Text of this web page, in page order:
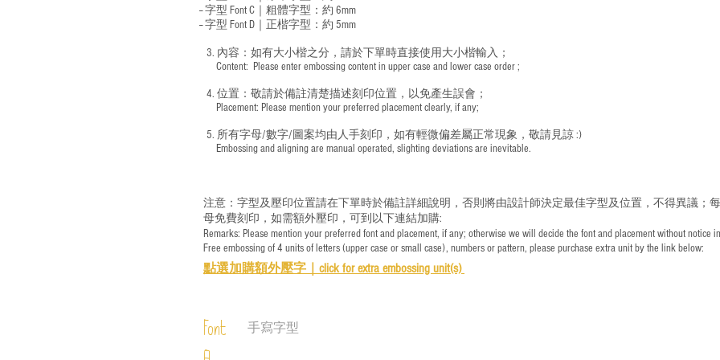
-- 字型 Font C｜粗體字型：約 6mm
-- 字型 Font D｜正楷字型： 約 5mm
3. 內容：如有大小楷之分，請於下單時直接使用大小楷輸入；
​ Content: Please enter embossing content in upper case and lower case order ;
4. 位置：敬請於備註清楚描述刻印位置，以免產生誤會；
​ Placement: Please mention your preferred placement clearly, if any;
5. 所有字母/數字/圖案均由人手刻印，如有輕微偏差屬正常現象，敬請見諒 :)
​ Embossing and aligning are manual operated, slighting deviations are inevitable.
注意：字型及壓印位置請在下單時於備註詳細說明，否則將由設計師決定最佳字型及位置，不得異議；
母免費刻印，如需額外壓印，可到以下連結加購:
Remarks: Please mention your preferred font and placement, if any; otherwise we will decide the font and placement without notice
Free embossing of 4 units of letters (upper case or small case), numbers or pattern, please purchase extra unit by the link below:
點選加購額外壓字｜ click for extra embossing unit(s)
Font
手寫字型